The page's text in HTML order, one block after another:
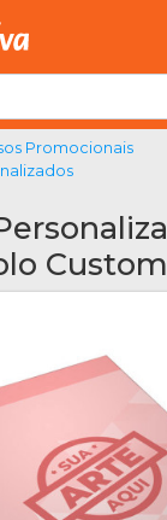
Promocionais